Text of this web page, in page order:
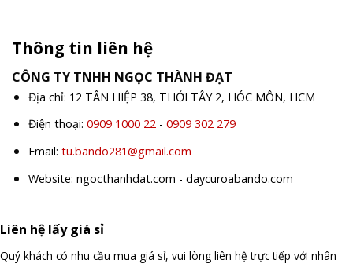
Thông tin liên hệ
CÔNG TY TNHH NGỌC THÀNH ĐẠT
Địa chỉ: 12 TÂN HIỆP 38, THỚI TÂY 2, HÓC MÔN, HCM
Điện thoại: 0909 1000 22- 0909 302 279
Email: tu.bando281@gmail.com
Website: ngocthanhdat.com - daycuroabando.com
Liên hệ lấy giá sỉ
Quý khách có nhu cầu mua giá sỉ, vui lòng liên hệ trực tiếp với nhân